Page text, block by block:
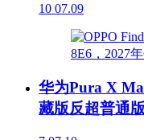
10 07.09
华为Pura X
藏版反超普通版